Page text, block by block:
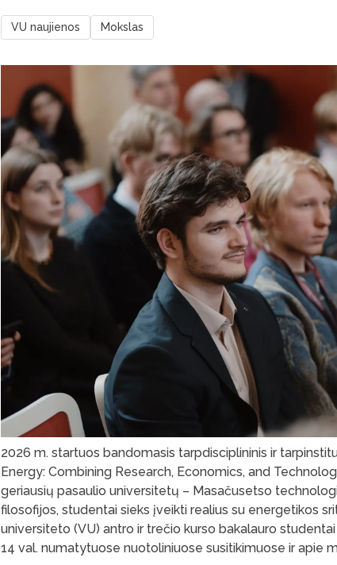
VU naujienos Mokslas
2026 m. startuos bandomasis tarpdisciplininis ir
Energy: Combining Research, Economics, and
geriausių pasaulio universitetų – Masačusetso
filosofijos, studentai sieks įveikti realius su energetikos
universiteto (VU) antro ir trečio kurso bakalauro
14 val. numatytuose nuotoliniuose susitikimuose ir apie